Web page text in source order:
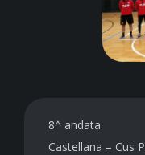
8^ andata
Castellana – Cus